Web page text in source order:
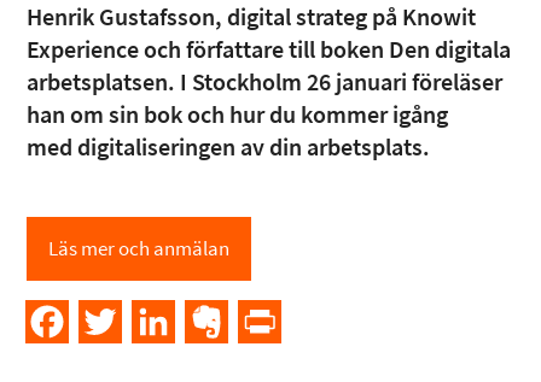
Henrik Gustafsson, digital strateg på Knowit
Experience och författare till boken Den digitala
arbetsplatsen. I Stockholm 26 januari föreläser
han om sin bok och hur du kommer igång
med digitaliseringen av din arbetsplats.
Läs mer och anmälan
FacebookTwitter LinkedInEvernote